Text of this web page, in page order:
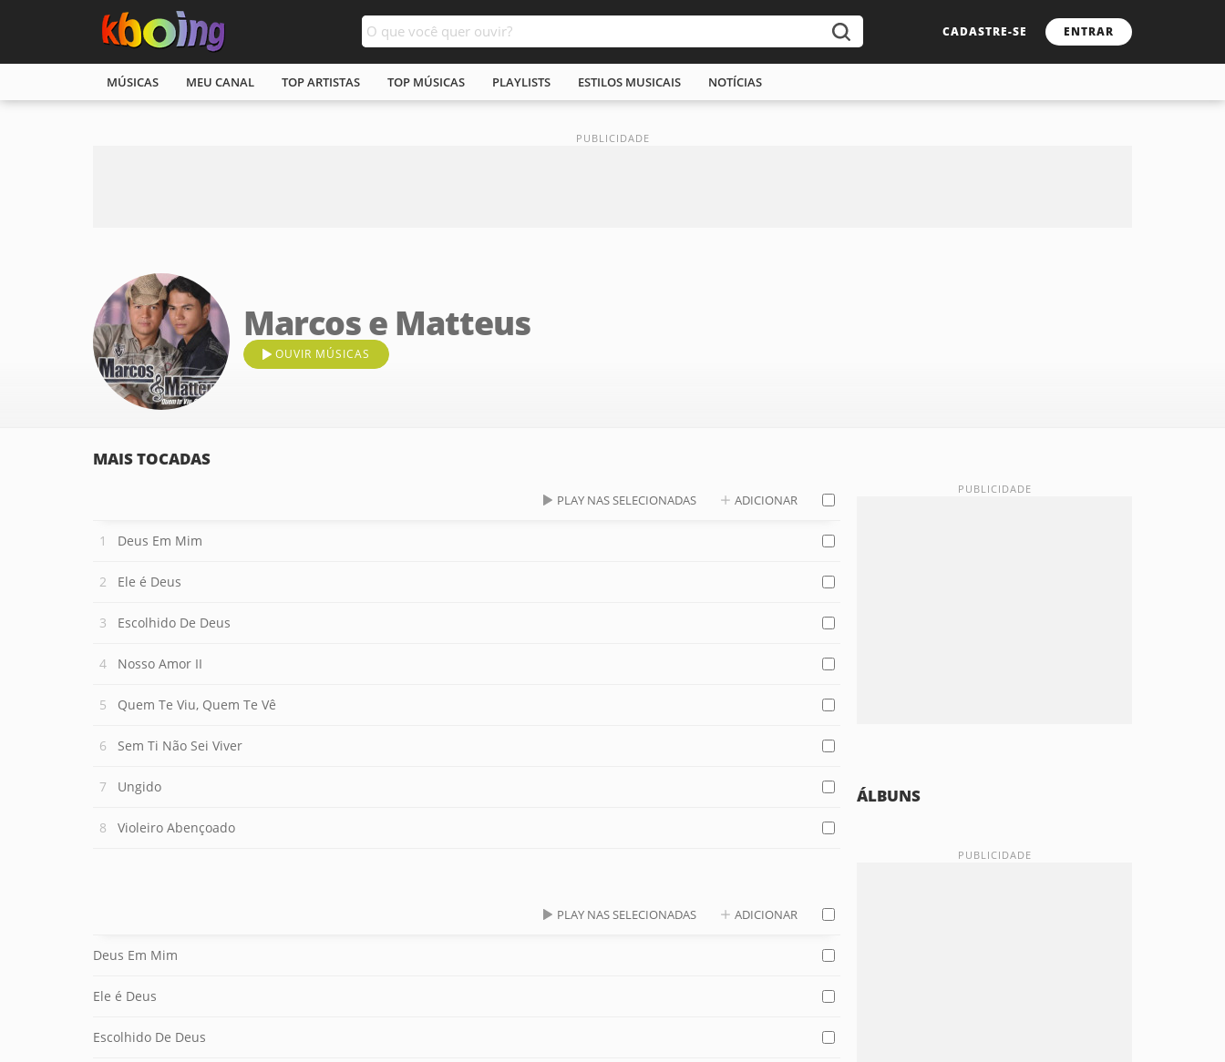
CADASTRE-SE ENTRAR
MÚSICAS MEU CANAL TOP ARTISTAS TOP MÚSICAS PLAYLISTS ESTILOS MUSICAIS NOTÍCIAS
Marcos e Matteus
OUVIR MÚSICAS
MAIS TOCADAS
PLAY NAS SELECIONADAS ADICIONAR
Deus Em Mim
Ele é Deus
Escolhido De Deus
Nosso Amor II
Quem Te Viu, Quem Te Vê
Sem Ti Não Sei Viver
Ungido
Violeiro Abençoado
PLAY NAS SELECIONADAS ADICIONAR
Deus Em Mim
Ele é Deus
Escolhido De Deus
ÁLBUNS